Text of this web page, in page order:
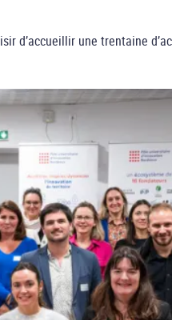
d’accueillir une trentaine